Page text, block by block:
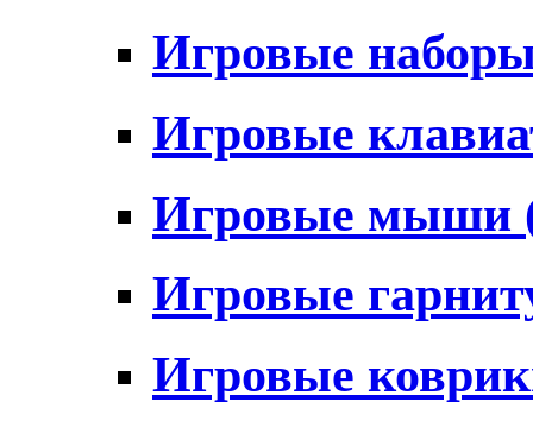
Игровые
Игровые
Игровые мыши
Игровые
Игровые